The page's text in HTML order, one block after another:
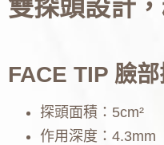
雙探頭設計
FACE TIP 臉
探頭面積：5cm²
作用深度：4.3mm